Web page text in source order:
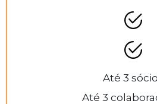
Até 3
Até 3